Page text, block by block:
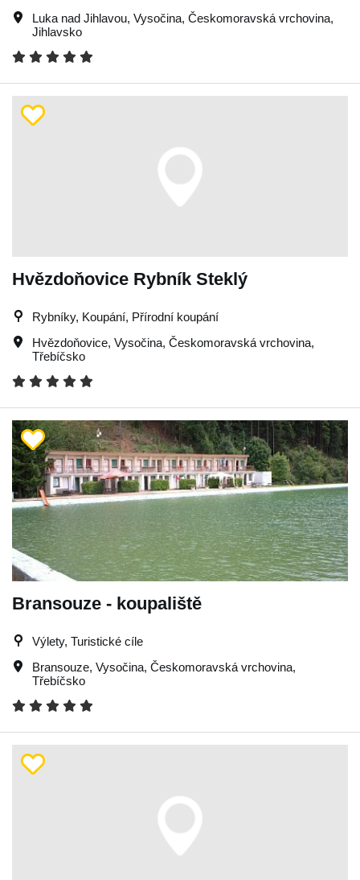
Luka nad Jihlavou, Vysočina, Českomoravská vrchovina,
Jihlavsko
Hvězdoňovice Rybník Steklý
Rybníky, Koupání, Přírodní koupání
Hvězdoňovice, Vysočina, Českomoravská vrchovina,
Třebíčsko
Bransouze - koupaliště
Výlety, Turistické cíle
Bransouze, Vysočina, Českomoravská vrchovina,
Třebíčsko